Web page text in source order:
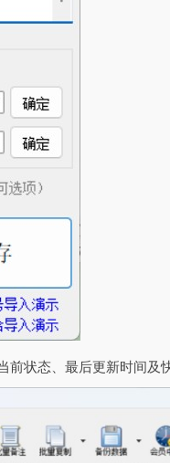
状态、最后更新时间及